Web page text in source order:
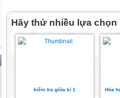
Hãy thử nhiều lựa chọn
kiểm tra giữa kì 1 Hóa